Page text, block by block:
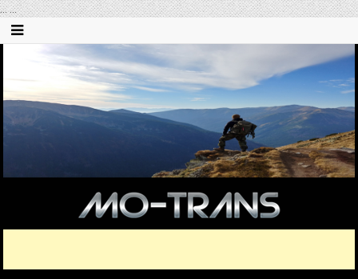
......